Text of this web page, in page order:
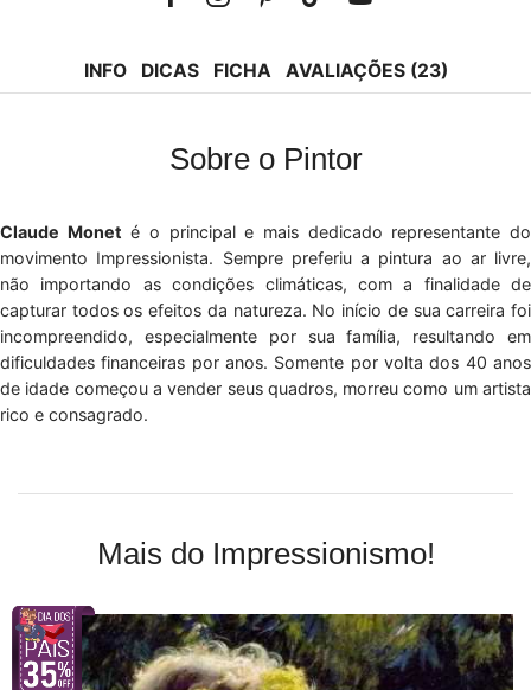
Facebook
Instagram
Pinterest
Tik-Youtube
INFO DICAS FICHA AVALIAÇÕES (23)
Sobre o Pintor
Claude Monet é o principal e mais dedicado representante do
movimento Impressionista. Sempre preferiu a pintura ao ar livre,
não importando as condições climáticas, com a finalidade de
capturar todos os efeitos da natureza. No início de sua carreira foi
incompreendido, especialmente por sua família, resultando em
dificuldades financeiras por anos. Somente por volta dos 40 anos
de idade começou a vender seus quadros, morreu como um artista
rico e consagrado.
Mais do Impressionismo!